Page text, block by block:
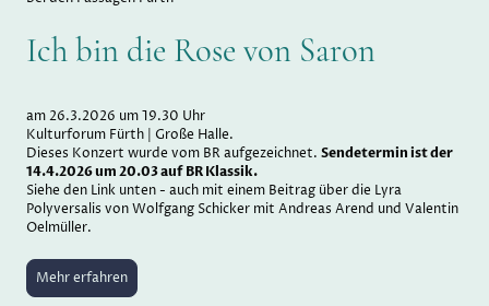
Ich bin die Rose von Saron
am 26.3.2026 um 19.30 Uhr
Kulturforum Fürth | Große Halle.
Dieses Konzert wurde vom BR aufgezeichnet. Sendetermin ist der
14.4.2026 um 20.03 auf BR Klassik.
Siehe den Link unten - auch mit einem Beitrag über die Lyra
Polyversalis von Wolfgang Schicker mit Andreas Arend und Valentin
Oelmüller.
Mehr erfahren